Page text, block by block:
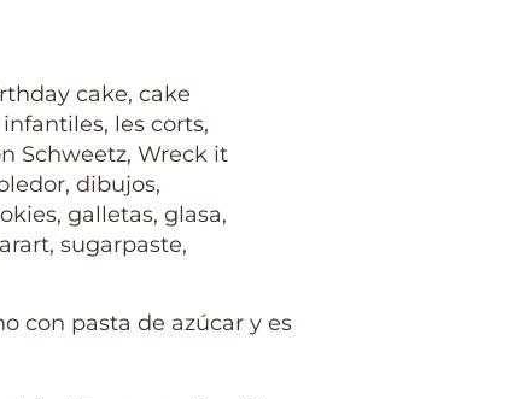
con pasta de azúcar y es